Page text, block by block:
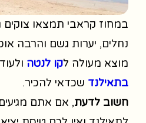
במחוז קראבי תמצאו צוקים
נחלים, יערות גשם והרבה
מוצא מעולה לקו לנטה ולעוד
בתאילנד שכדאי להכיר.
חשוב לדעת, אם אתם